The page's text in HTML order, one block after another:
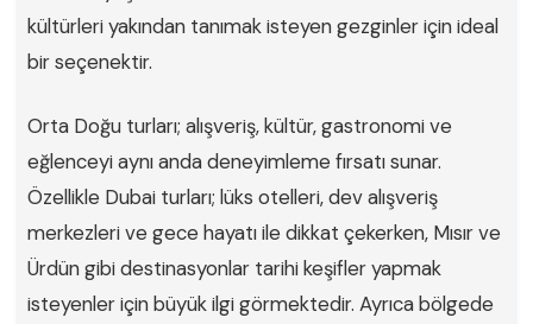
kültürleri yakından tanımak isteyen gezginler için ideal
bir seçenektir.
Orta Doğu turları; alışveriş, kültür, gastronomi ve
eğlenceyi aynı anda deneyimleme fırsatı sunar.
Özellikle Dubai turları; lüks otelleri, dev alışveriş
merkezleri ve gece hayatı ile dikkat çekerken, Mısır ve
Ürdün gibi destinasyonlar tarihi keşifler yapmak
isteyenler için büyük ilgi görmektedir. Ayrıca bölgede